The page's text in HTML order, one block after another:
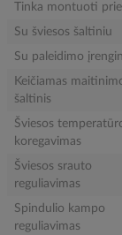
Tinka montuoti
Su šviesos šaltiniu
Su paleidimo
Keičiamas
šaltinis
Šviesos
koregavimas
Šviesos srauto
reguliavimas
Spindulio kampo
reguliavimas